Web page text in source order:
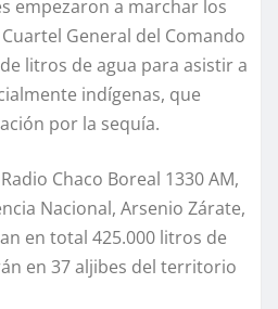
empezaron a marchar los
General del Comando
litros de agua para asistir a
indígenas, que
por la sequía.
Chaco Boreal 1330 AM,
Nacional, Arsenio Zárate,
en total 425.000 litros de
en 37 aljibes del territorio